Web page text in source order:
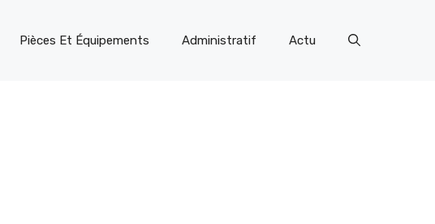
Pièces Et Équipements Administratif Actu